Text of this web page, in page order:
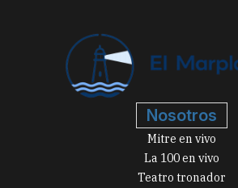
Nosotros
Mitre en vivo
La 100 en vivo
Teatro tronador